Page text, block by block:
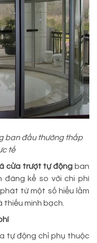
ban đầu thường thấp
tế
cửa trượt tự động ban
đáng kể so với chi phí
từ một số hiểu lầm
thiếu minh bạch.
tự động chỉ phụ thuộc